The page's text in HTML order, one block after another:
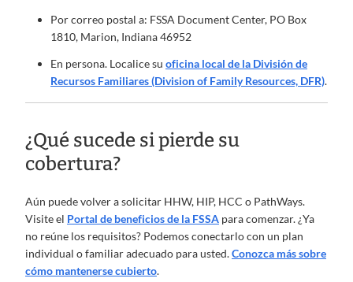
Por correo postal a: FSSA Document Center, PO Box
1810, Marion, Indiana 46952
En persona. Localice su oficina local de la División de
Recursos Familiares (Division of Family Resources, DFR).
¿Qué sucede si pierde su
cobertura?
Aún puede volver a solicitar HHW, HIP, HCC o PathWays.
Visite el Portal de beneficios de la FSSA para comenzar. ¿Ya
no reúne los requisitos? Podemos conectarlo con un plan
individual o familiar adecuado para usted.Conozca más sobre
cómo mantenerse cubierto.